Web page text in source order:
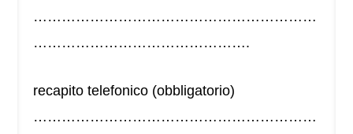
……………………………………………………
……………………………………….
recapito telefonico (obbligatorio)
……………………………………………………